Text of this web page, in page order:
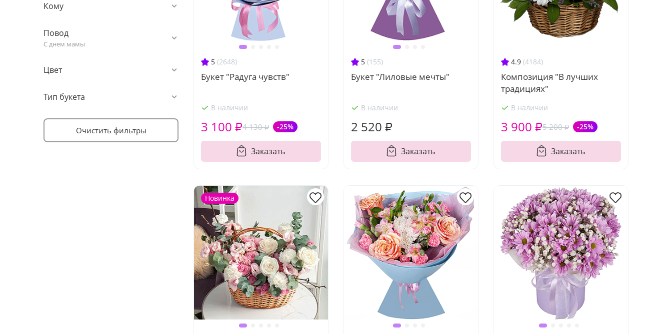
Кому
Повод
С днем мамы
Цвет
Тип букета
Очистить фильтры
5 (2648)
Букет "Радуга чувств"
В наличии
4 130 ₽ -25%
3 100 ₽
Заказать
5 (155)
Букет "Лиловые мечты"
В наличии
2 520 ₽
Заказать
4.9 (4184)
Композиция "В лучших
традициях"
В наличии
5 200 ₽ -25%
3 900 ₽
Заказать
Новинка